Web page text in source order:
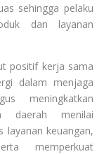
sehingga pelaku
dan layanan
positif kerja sama
dalam menjaga
meningkatkan
daerah menilai
layanan keuangan,
memperkuat